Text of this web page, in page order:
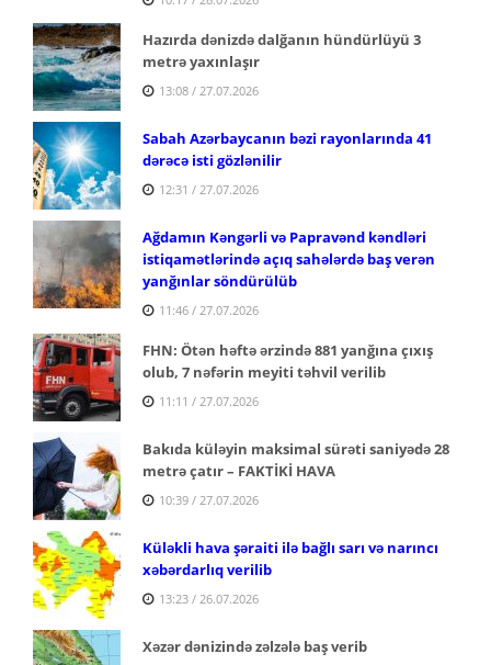
Hazırda dənizdə dalğanın hündürlüyü 3
metrə yaxınlaşır
13:08 / 27.07.2026
Sabah Azərbaycanın bəzi rayonlarında 41
dərəcə isti gözlənilir
12:31 / 27.07.2026
Ağdamın Kəngərli və Papravənd kəndləri
istiqamətlərində açıq sahələrdə baş verən
yanğınlar söndürülüb
11:46 / 27.07.2026
FHN: Ötən həftə ərzində 881 yanğına çıxış
olub, 7 nəfərin meyiti təhvil verilib
11:11 / 27.07.2026
Bakıda küləyin maksimal sürəti saniyədə 28
metrə çatır – FAKTİKİ HAVA
10:39 / 27.07.2026
Küləkli hava şəraiti ilə bağlı sarı və narıncı
xəbərdarlıq verilib
13:23 / 26.07.2026
Xəzər dənizində zəlzələ baş verib